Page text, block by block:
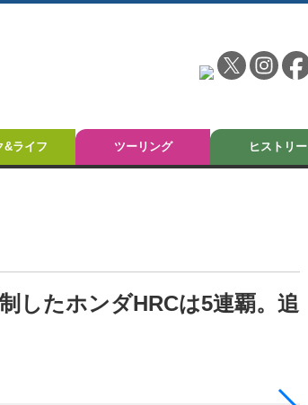
&ライフ ツーリング ヒストリー
したホンダHRCは5連覇。追